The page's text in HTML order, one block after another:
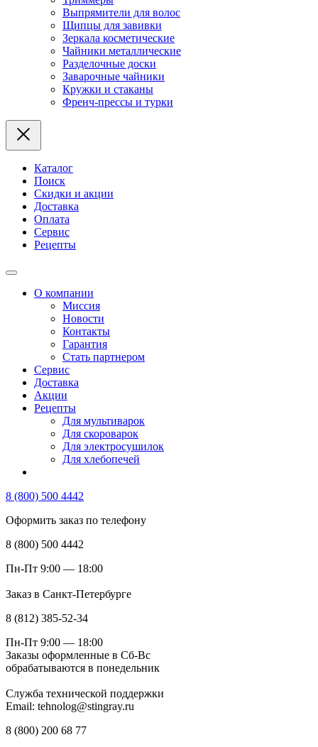
Выпрямители для волос
Щипцы для завивки
Зеркала косметические
Чайники металлические
Разделочные доски
Заварочные чайники
Кружки и стаканы
Френч-прессы и турки
Каталог
Поиск
Скидки и акции
Доставка
Оплата
Сервис
Рецепты
О компании
Миссия
Новости
Контакты
Гарантия
Стать партнером
Сервис
Доставка
Акции
Рецепты
Для мультиварок
Для скороварок
Для электросушилок
Для хлебопечей
8 (800) 500 4442
Оформить заказ по телефону
8 (800) 500 4442
Пн-Пт 9:00 — 18:00
Заказ в Санкт-Петербурге
8 (812) 385-52-34
Пн-Пт 9:00 — 18:00
Заказы оформленные в Сб-Вс
обрабатываются в понедельник
Служба технической поддержки
Email: tehnolog@stingray.ru
8 (800) 200 68 77